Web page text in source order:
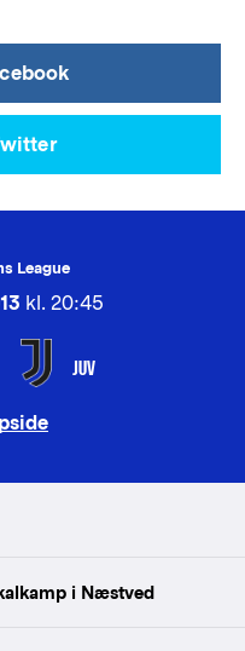
League
kl. 20:45
JUV
i Næstved